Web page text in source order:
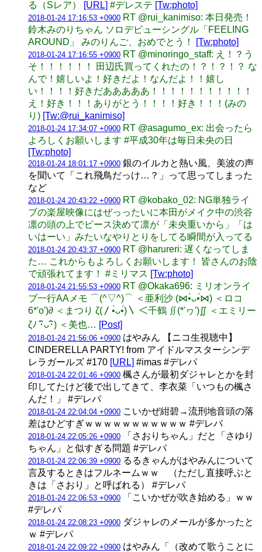
る（Sレア） [URL] #デレステ [Tw:photo]
2018-01-24 17:16:53 +0900 RT @rui_kanimiso: 本日発売！
鈴木みのりちゃん ソロデビューシングル「FEELING
AROUND」 みのりんご、おめでとう！
[Tw:photo]
2018-01-24 17:16:55 +0900 RT @minoringo_staff: え！？う
そ！！！！！！ 田辺氏買ってくれたの！？！？！？ な
んで！嬉しいよ！好きだよ！なんだよ！！嬉し
い！！！！好きだあああああ！！！！！！！！！！！
え！好き！！！ありがとう！！！！好き！！！(みの
り) [Tw:@rui_kanimiso]
2018-01-24 17:34:07 +0900 RT @asagumo_ex: 出会ったら
よろしくお願いします #平成30年は毎日未央の日
[Tw:photo]
2018-01-24 18:01:17 +0900 銀のイルカと熱い風、美波の声
を聞いて「これ飛鳥だっけ…？」って思ってしまった
など
2018-01-24 20:43:22 +0900 RT @kobako_02: NG単独ライ
ブの楽屋映像にはぜっったいに本田がメイク中の渋谷
凛の頭の上でピース決めて凛が「未央重いから」「は
いはーい」みたいなやりとりをしてる瞬間が入ってる
2018-01-24 20:43:37 +0900 RT @harureri: 遅くなってしま
た… これからもよろしくお願いします！ 皆さんのお陰
で頑張れてます！ #ミリマス [Tw:photo]
2018-01-24 21:55:53 +0900 RT @Okaka696: ミリオンライ
ブ一行AAメモ ⌒(^▽^)⌒ ＜亜利沙 (⋈•̀ᴗ•́⋈) ＜ロコ
6*'o')∂ ＜まつり ζ(〳•̀ᴗ•́)〵 ＜千鶴 ∬(*'ヮ')∬ ＜エミリー
ζﾉ ･ิᴗ･ิ) ＜美也… [Post]
2018-01-24 21:56:06 +0900 はやみん 【ニコ生視聴中】
CINDERELLA PARTY! from アイドルマスターシンデ
レラガールズ #170 [URL] #imas #デレパ
2018-01-24 22:01:46 +0900 楓さんが最初ダジャレとかを封
印してたけど後で出してきて、李衣菜「いつもの楓さ
んだ！」 #デレパ
2018-01-24 22:04:04 +0900 こいかぜ紺碧→流刑地音頭の落
差はひどすぎｗｗｗｗｗｗｗｗｗｗｗ #デレパ
2018-01-24 22:05:26 +0900 「さおりちゃん」だと「さゆり
ちゃん」と似すぎる問題 #デレパ
2018-01-24 22:06:39 +0900 るるきゃんがはやみんについて
言及するときはフルネームｗｗ （ただし直接呼ぶと
きは「さおり」と呼ばれる） #デレパ
2018-01-24 22:06:53 +0900 「こいかぜが吹き始める」ｗｗ
#デレパ
2018-01-24 22:08:23 +0900 ダジャレのメールが多かったと
ｗ #デレパ
2018-01-24 22:09:22 +0900 はやみん「（改めて歌うことに